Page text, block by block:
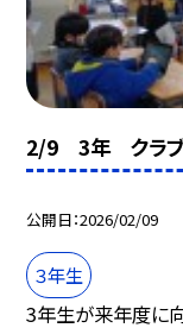
2/9 3年 クラ
公開日 2026/02/09
３年生
3年生が来年度に向